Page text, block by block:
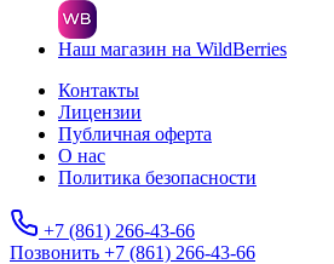
Наш магазин на WildBerries
Контакты
Лицензии
Публичная оферта
О нас
Политика безопасности
+7 (861) 266-43-66
Позвонить +7 (861) 266-43-66